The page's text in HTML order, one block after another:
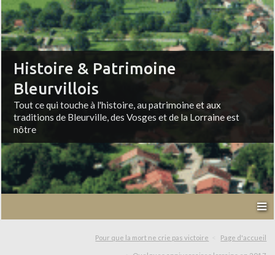
Histoire & Patrimoine
Bleurvillois
Tout ce qui touche à l'histoire, au patrimoine et aux
traditions de Bleurville, des Vosges et de la Lorraine est
nôtre
Pour que la mort ne crie pas victoire Page d'accueil